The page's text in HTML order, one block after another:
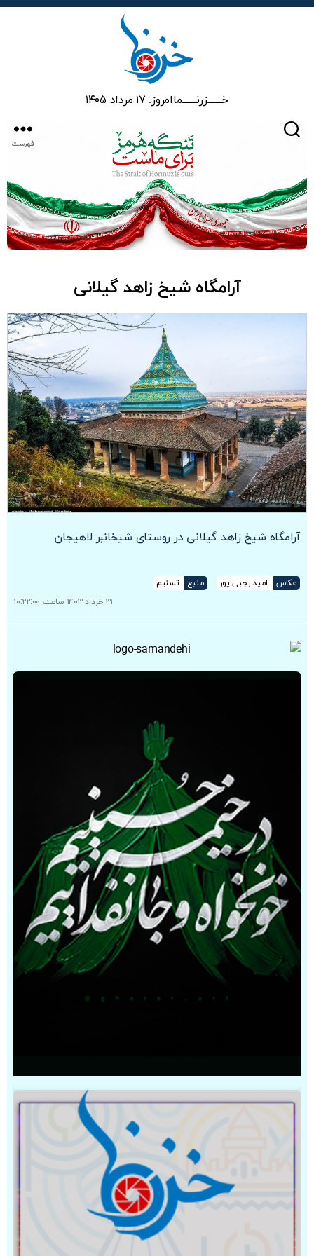
خـــــــزرنـــــــماامروز: ۱۷ مرداد ۱۴۰۵
فهرست
آرامگاه شیخ زاهد گیلانی
آرامگاه شیخ زاهد گیلانی در روستای شیخانبر لاهیجان
عکاس امید رجبی پور منبع
تسنیم
۳۱ خرداد ۱۴۰۳ ساعت ۱۰:۲۲:۰۰